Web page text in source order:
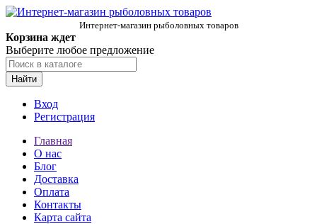
Интернет-магазин рыболовных товаров
Корзина ждет
Выберите любое предложение
Найти
Вход
Регистрация
Главная
О нас
Блог
Доставка
Оплата
Контакты
Карта сайта